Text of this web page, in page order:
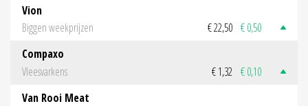
Vion
Biggen weekprijzen
€ 22,50 € 0,50
Compaxo
Vleesvarkens
€ 1,32 € 0,10
Van Rooi Meat